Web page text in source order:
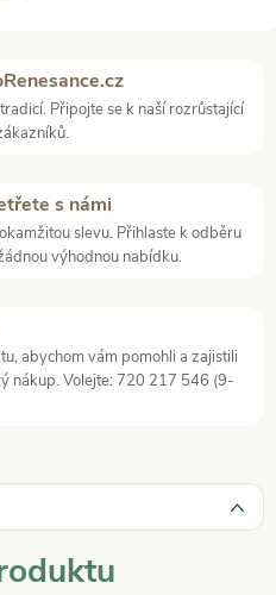
Připojte se k naší rozrůstající
s námi
slevu. Přihlaste k odběru
výhodnou nabídku.
abychom vám pomohli a zajistili
nákup. Volejte: 720 217 546 (9-